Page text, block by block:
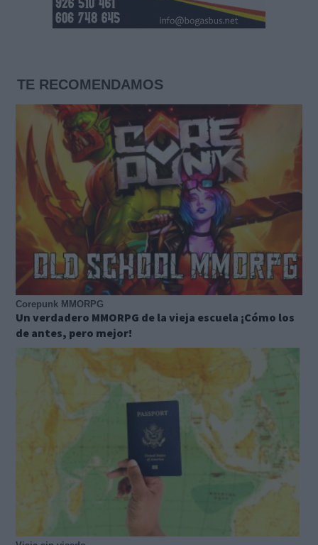
TE RECOMENDAMOS
Corepunk MMORPG
Un verdadero MMORPG de la vieja escuela ¡Cómo los
de antes, pero mejor!